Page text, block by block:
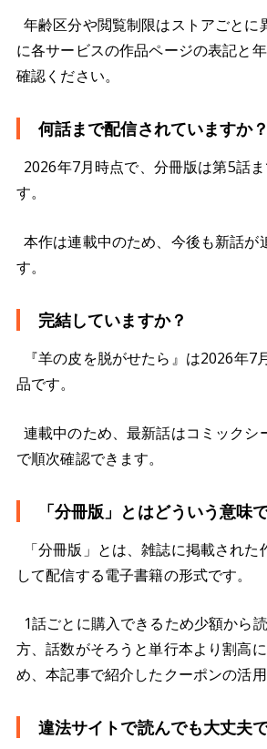
年齢区分や閲覧制限はストアごとに
に各サービスの作品ページの表記と
確認ください。
何話まで配信されていますか？
2026年7月時点で、分冊版は第5話
す。
本作は連載中のため、今後も新話が
す。
完結していますか？
『羊の皮を脱がせたら』は2026年7
品です。
連載中のため、最新話はコミックシ
で順次確認できます。
「分冊版」とはどういう意味
「分冊版」とは、雑誌に掲載され
して配信する電子書籍の形式です。
1話ごとに購入できるため少額から
方、話数がそろうと単行本より割高
め、本記事で紹介したクーポンの活用
違法サイトで読んでも大丈夫